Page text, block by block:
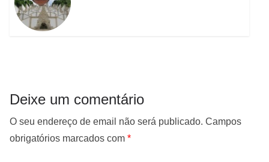
Deixe um comentário
O seu endereço de email não será publicado. Campos
obrigatórios marcados com *